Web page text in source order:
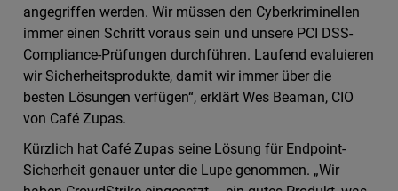
angegriffen werden. Wir müssen den Cyberkriminellen
immer einen Schritt voraus sein und unsere PCI DSS-
Compliance-Prüfungen durchführen. Laufend evaluieren
wir Sicherheitsprodukte, damit wir immer über die
besten Lösungen verfügen“, erklärt Wes Beaman, CIO
von Café Zupas.
Kürzlich hat Café Zupas seine Lösung für Endpoint-
Sicherheit genauer unter die Lupe genommen. „Wir